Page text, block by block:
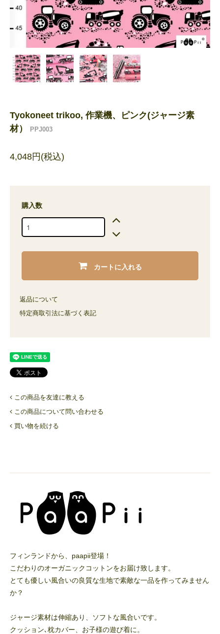
Tyokoneet trikoo, 作業機、ピンク(ジャージ素
材）
PPJ003
4,048円(税込)
購入数
カートに入れる
返品について
特定商取引法に基づく表記
この商品を友達に教える
この商品について問い合わせる
買い物を続ける
フィンランドから、paapii登場！
こだわりのオーガニックコットンをお届け致します。
とても優しい風合いの良質な生地で素敵な一品を作ってみません
か？
ジャージ素材は伸縮あり、ソフトな風合いです。
クッション､枕カバー、お子様の遊び着に。